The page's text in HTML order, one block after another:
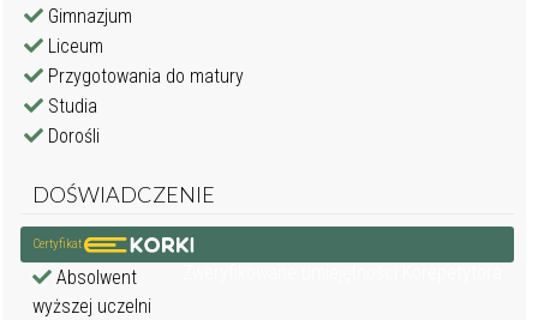
Gimnazjum
Liceum
Przygotowania do matury
Studia
Dorośli
DOŚWIADCZENIE
Certyfikat
Absolwent
wyższej uczelni